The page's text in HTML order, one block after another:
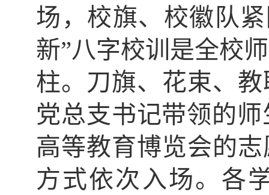
场，校旗、校徽队
新”八字校训是全校
柱。刀旗、花束、
党总支书记带领的
高等教育博览会的
方式依次入场。各